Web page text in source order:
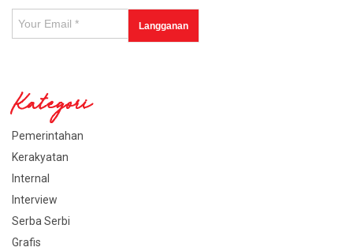
Kategori
Pemerintahan
Kerakyatan
Internal
Interview
Serba Serbi
Grafis